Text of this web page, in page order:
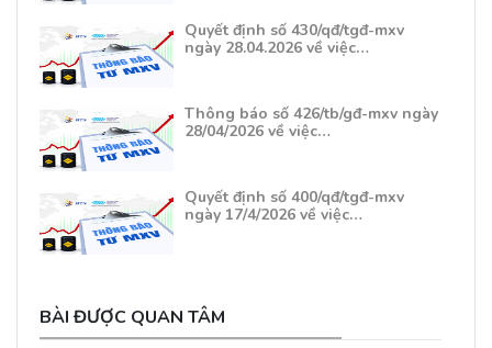
Quyết định số 430/qđ/tgđ-mxv
ngày 28.04.2026 về việc…
Thông báo số 426/tb/gđ-mxv ngày
28/04/2026 về việc…
Quyết định số 400/qđ/tgđ-mxv
ngày 17/4/2026 về việc…
BÀI ĐƯỢC QUAN TÂM